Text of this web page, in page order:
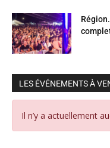
LES ÉVÉNEMENTS À
Il n’y a actuellement